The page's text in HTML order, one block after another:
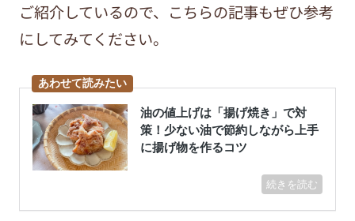
ご紹介しているので、こちらの記事もぜひ参考
にしてみてください。